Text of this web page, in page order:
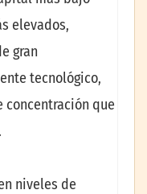
elevados,
gran
tecnológico,
concentración que
niveles de